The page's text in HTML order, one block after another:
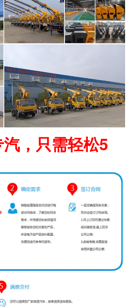
，只需轻松5